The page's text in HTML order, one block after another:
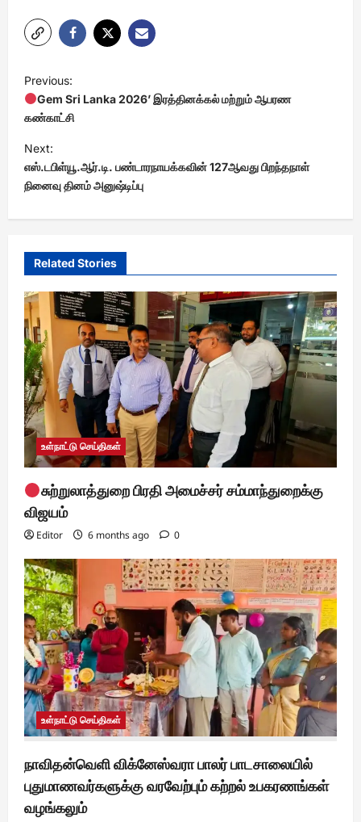
P
o
s
t
n
a
v
g
a
t
i
o
n
Previous:
Gem Sri Lanka 2026’ இரத்தினக்கல் மற்றும் ஆபரண
கண்காட்சி
Next:
எஸ்.டபிள்யூ.ஆர்.டி. பண்டாரநாயக்கவின் 127ஆவது பிறந்தநாள்
நினைவு தினம் அனுஷ்டிப்பு
Related Stories
உள்நாட்டு செய்திகள்
சுற்றுலாத்துறை பிரதி அமைச்சர் சம்மாந்துறைக்கு
விஜயம்
Editor 6 months ago 0
உள்நாட்டு செய்திகள்
நாவிதன்வெளி விக்னேஸ்வரா பாலர் பாடசாலையில்
புதுமாணவர்களுக்கு வரவேற்பும் கற்றல் உபகரணங்கள்
வழங்கலும்